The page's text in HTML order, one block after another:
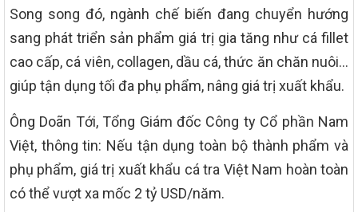
Song song đó, ngành chế biến đang chuyển hướng
sang phát triển sản phẩm giá trị gia tăng như cá fillet
cao cấp, cá viên, collagen, dầu cá, thức ăn chăn nuôi…
giúp tận dụng tối đa phụ phẩm, nâng giá trị xuất khẩu.
Ông Doãn Tới, Tổng Giám đốc Công ty Cổ phần Nam
Việt, thông tin: Nếu tận dụng toàn bộ thành phẩm và
phụ phẩm, giá trị xuất khẩu cá tra Việt Nam hoàn toàn
có thể vượt xa mốc 2 tỷ USD/năm.